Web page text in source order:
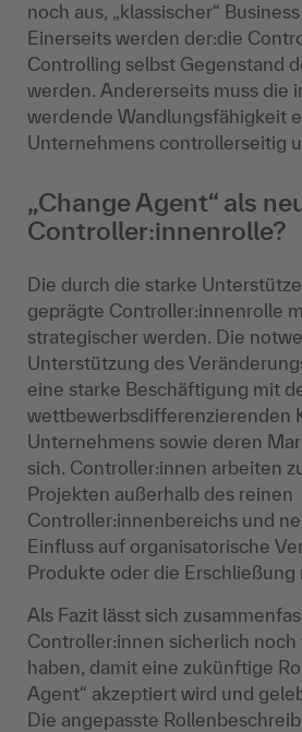
noch aus, „klassischer“
Einerseits werden der:die
Controlling selbst Gegenstand
werden. Andererseits muss die
werdende Wandlungsfähigkeit
Unternehmens controllerseitig
„Change Agent“ als
Controller:innenrolle?
Die durch die starke
geprägte Controller:innenrolle
strategischer werden. Die
Unterstützung des
eine starke Beschäftigung mit
wettbewerbsdifferenzierenden
Unternehmens sowie deren
sich. Controller:innen arbeiten
Projekten außerhalb des reinen
Controller:innenbereichs und
Einfluss auf organisatorische
Produkte oder die Erschließung
Als Fazit lässt sich
Controller:innen sicherlich noch
haben, damit eine zukünftige
Agent“ akzeptiert wird und
Die angepasste